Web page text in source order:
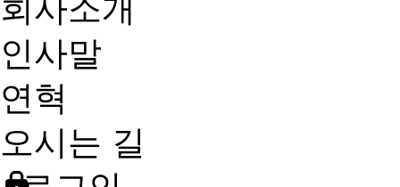
회사소개
인사말
연혁
오시는 길